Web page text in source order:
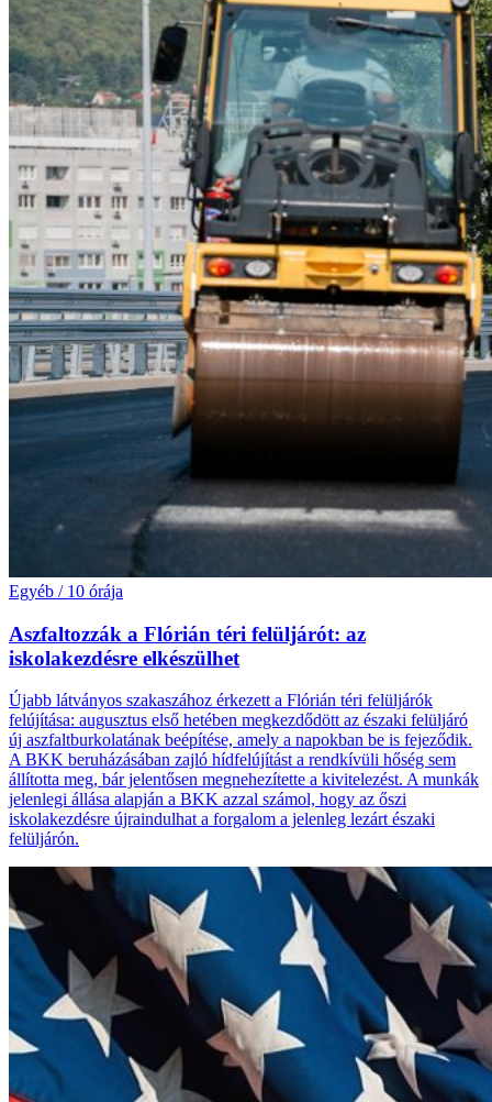
Egyéb / 10 órája
Aszfaltozzák a Flórián téri felüljárót: az
iskolakezdésre elkészülhet
Újabb látványos szakaszához érkezett a Flórián téri felüljárók
felújítása: augusztus első hetében megkezdődött az északi felüljáró
új aszfaltburkolatának beépítése, amely a napokban be is fejeződik.
A BKK beruházásában zajló hídfelújítást a rendkívüli hőség sem
állította meg, bár jelentősen megnehezítette a kivitelezést. A munkák
jelenlegi állása alapján a BKK azzal számol, hogy az őszi
iskolakezdésre újraindulhat a forgalom a jelenleg lezárt északi
felüljárón.